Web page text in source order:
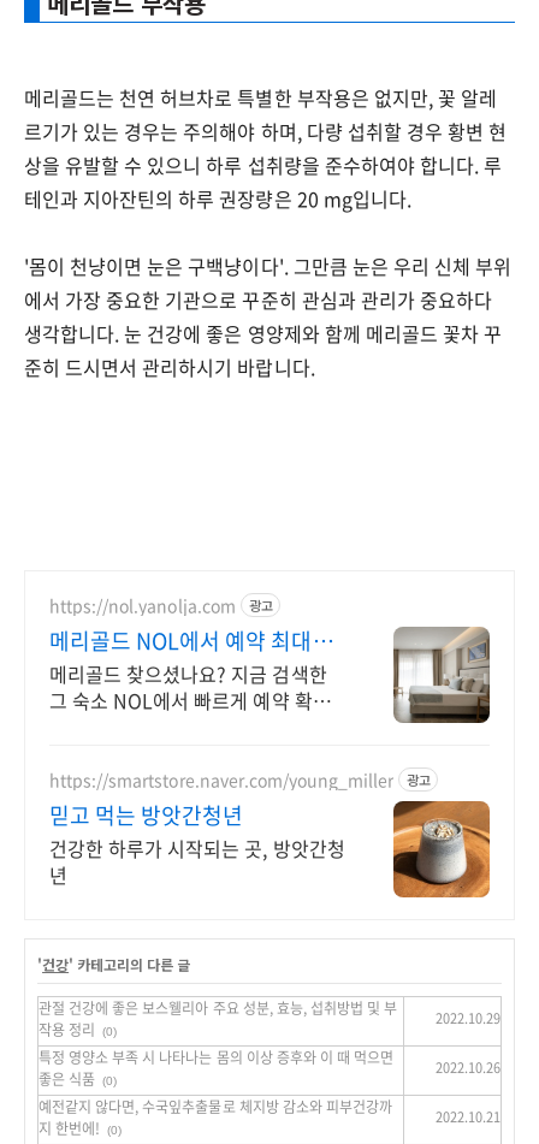
메리골드는 천연 허브차로 특별한 부작용은 없지만,꽃 알레
르기가 있는 경우는 주의해야 하며, 다량 섭취할 경우 황변 현
상을 유발할 수 있으니 하루 섭취량을 준수하여야 합니다.루
테인과 지아잔틴의 하루 권장량은 20 mg입니다.
'몸이 천냥이면 눈은 구백냥이다'. 그만큼 눈은 우리 신체 부위
에서 가장 중요한 기관으로꾸준히 관심과 관리가 중요하다
생각합니다.눈 건강에 좋은 영양제와 함께 메리골드 꽃차 꾸
준히 드시면서 관리하시기 바랍니다.
https://nol.yanolja.com 광고
메리골드 NOL에서 예약 최대
70% 더블업 할인!
메리골드 찾으셨나요? 지금 검색한
그 숙소 NOL에서 빠르게 예약 확정
https://smartstore.naver.com/young_miller 광고
믿고 먹는 방앗간청년
건강한 하루가 시작되는 곳, 방앗간청
년
'건강' 카테고리의 다른 글
관절 건강에 좋은 보스웰리아 주요 성분, 효능, 섭취방법 및 부
작용 정리
(0)
2022.10.29
특정 영양소 부족 시 나타나는 몸의 이상 증후와 이 때 먹으면
좋은 식품 (0)
2022.10.26
예전같지 않다면, 수국잎추출물로 체지방 감소와 피부건강까
지 한번에!
(0)
2022.10.21